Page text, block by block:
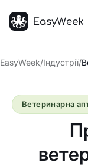
EasyWeek/Індустрії/
Ветеринарна